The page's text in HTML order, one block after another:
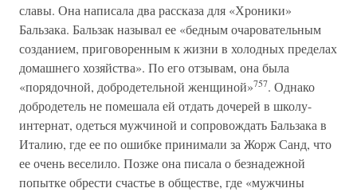
славы. Она написала два рассказа для «Хроники»
Бальзака. Бальзак называл ее «бедным очаровательным
созданием, приговоренным к жизни в холодных пределах
домашнего хозяйства». По его отзывам, она была
«порядочной, добродетельной женщиной»757. Однако
добродетель не помешала ей отдать дочерей в школу-
интернат, одеться мужчиной и сопровождать Бальзака в
Италию, где ее по ошибке принимали за Жорж Санд, что
ее очень веселило. Позже она писала о безнадежной
попытке обрести счастье в обществе, где «мужчины